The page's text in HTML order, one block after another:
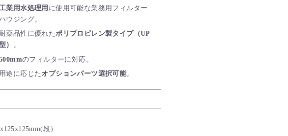
業用水処理用 に使用可能な業務用フィルター
ウジング。
耐薬品性に優れたポリプロピレン製タイプ（UP
） 。
のフィルターに対応。
用途に応じたオプションパーツ選択可能。
段）